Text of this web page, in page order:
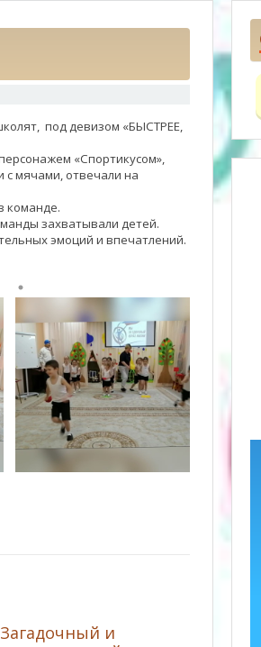
под девизом «БЫСТРЕЕ,
«Спортикусом»,
с мячами, отвечали на
команде.
захватывали детей.
эмоций и впечатлений.
Загадочный и